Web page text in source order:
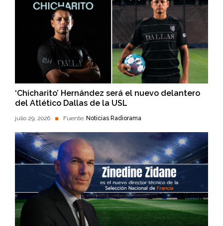
‘Chicharito’ Hernández será el nuevo delantero
del Atlético Dallas de la USL
julio 29, 2026 Fuente: Noticias Radiorama